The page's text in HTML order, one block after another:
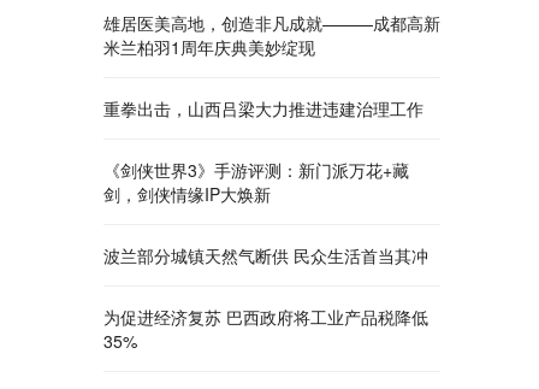
雄居医美高地，创造非凡成就———成都高新
米兰柏羽1周年庆典美妙绽现
重拳出击，山西吕梁大力推进违建治理工作
《剑侠世界3》手游评测：新门派万花+藏
剑，剑侠情缘IP大焕新
波兰部分城镇天然气断供 民众生活首当其冲
为促进经济复苏 巴西政府将工业产品税降低
35%